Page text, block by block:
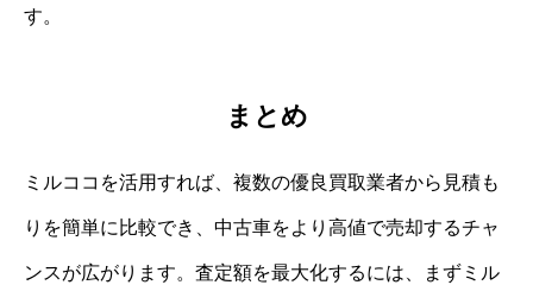
す。
まとめ
ミルココを活用すれば、複数の優良買取業者から見積も
りを簡単に比較でき、中古車をより高値で売却するチャ
ンスが広がります。査定額を最大化するには、まずミル